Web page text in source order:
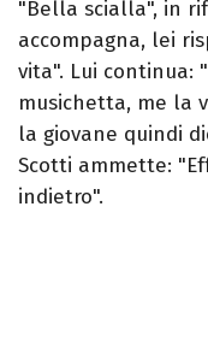
"Bella scialla", in
accompagna, lei
vita". Lui continua:
musichetta, me la
la giovane quindi
Scotti ammette:
indietro".